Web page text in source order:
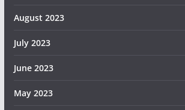
August 2023
July 2023
June 2023
May 2023